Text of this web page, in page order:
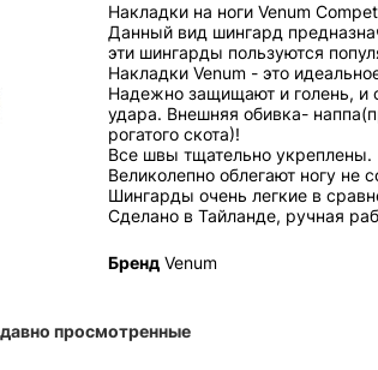
Накладки на ноги Venum
Данный вид шингард
эти шингарды пользуются
Накладки Venum - это
Надежно защищают и голень, и
удара. Внешняя обивка-
рогатого скота)!
Все швы тщательно укреплены.
Великолепно облегают ногу не
Шингарды очень легкие в
Сделано в Тайланде, ручная
Бренд Venum
просмотренные